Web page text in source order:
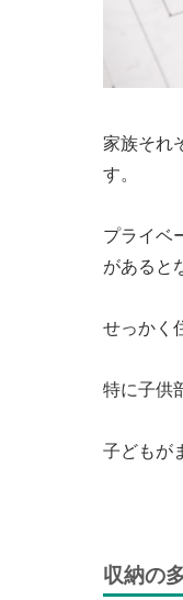
家族それ
す。
プライベ
があると
せっかく
特に子供
子どもが
収納の